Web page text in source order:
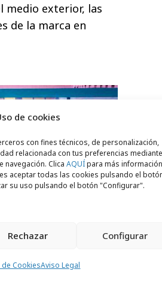
de cookies
con fines técnicos, de personalización,
relacionada con tus preferencias
navegación. Clica AQUÍpara más información
aceptar todas las cookies pulsando el
su uso pulsando el botón "Configurar".
Rechazar Configurar
de CookiesAviso Legal
medio exterior, las
de la marca en